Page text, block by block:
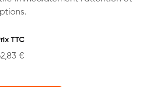
TTC
€